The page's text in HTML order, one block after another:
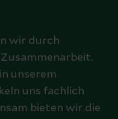
wir durch
unserem
uns fachlich
bieten wir die